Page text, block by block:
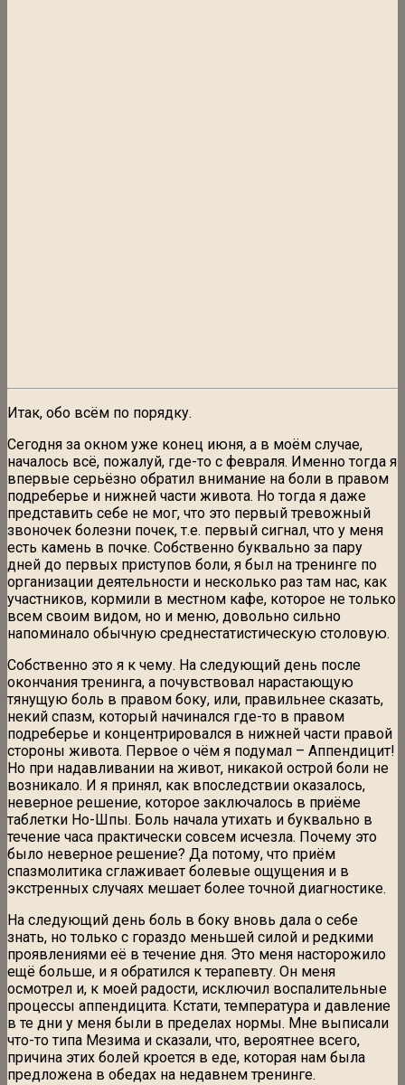
Итак, обо всём по порядку.
Сегодня за окном уже конец июня, а в моём случае,
началось всё, пожалуй, где-то с февраля. Именно тогда я
впервые серьёзно обратил внимание на боли в правом
подреберье и нижней части живота. Но тогда я даже
представить себе не мог, что это первый тревожный
звоночек болезни почек, т.е. первый сигнал, что у меня
есть камень в почке. Собственно буквально за пару
дней до первых приступов боли, я был на тренинге по
организации деятельности и несколько раз там нас, как
участников, кормили в местном кафе, которое не только
всем своим видом, но и меню, довольно сильно
напоминало обычную среднестатистическую столовую.
Собственно это я к чему. На следующий день после
окончания тренинга, а почувствовал нарастающую
тянущую боль в правом боку, или, правильнее сказать,
некий спазм, который начинался где-то в правом
подреберье и концентрировался в нижней части правой
стороны живота. Первое о чём я подумал – Аппендицит!
Но при надавливании на живот, никакой острой боли не
возникало. И я принял, как впоследствии оказалось,
неверное решение, которое заключалось в приёме
таблетки Но-Шпы. Боль начала утихать и буквально в
течение часа практически совсем исчезла. Почему это
было неверное решение? Да потому, что приём
спазмолитика сглаживает болевые ощущения и в
экстренных случаях мешает более точной диагностике.
На следующий день боль в боку вновь дала о себе
знать, но только с гораздо меньшей силой и редкими
проявлениями её в течение дня. Это меня насторожило
ещё больше, и я обратился к терапевту. Он меня
осмотрел и, к моей радости, исключил воспалительные
процессы аппендицита. Кстати, температура и давление
в те дни у меня были в пределах нормы. Мне выписали
что-то типа Мезима и сказали, что, вероятнее всего,
причина этих болей кроется в еде, которая нам была
предложена в обедах на недавнем тренинге.